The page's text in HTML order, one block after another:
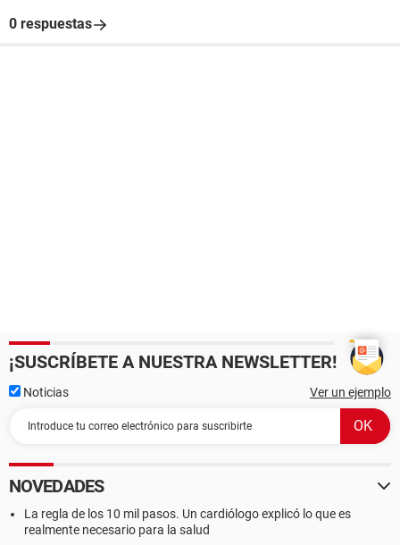
0 respuestas
¡SUSCRÍBETE A NUESTRA NEWSLETTER!
Noticias Ver un ejemplo
NOVEDADES
La regla de los 10 mil pasos. Un cardiólogo explicó lo que es
realmente necesario para la salud